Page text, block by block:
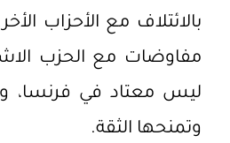
بالائتلاف مع الأحزاب
مفاوضات مع الحزب
ليس معتاد في فرنسا،
وتمنحها الثقة.